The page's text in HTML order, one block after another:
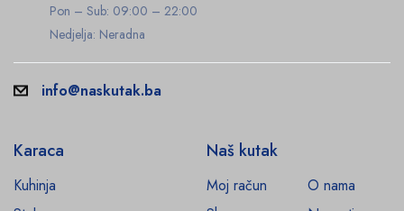
Pon – Sub: 09:00 – 22:00
Nedjelja: Neradna
info@naskutak.ba
Karaca
Kuhinja
Naš kutak
Moj račun
O nama